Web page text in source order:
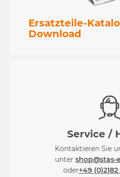
Ersatzteile-
Download
Service /
Kontaktieren Sie
unter shop@stas-
oder+49